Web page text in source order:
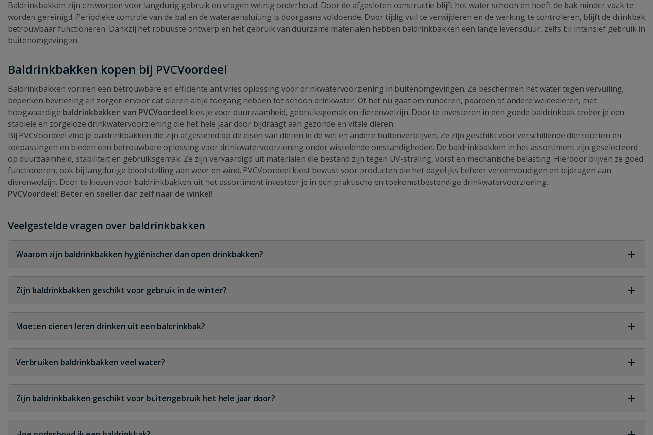
Baldrinkbakken zijn ontworpen voor langdurig gebruik en vragen weinig onderhoud. Door de afgesloten constructie blijft het water schoon en hoeft de bak minder vaak te
worden gereinigd. Periodieke controle van de bal en de wateraansluiting is doorgaans voldoende. Door tijdig vuil te verwijderen en de werking te controleren, blijft de drinkbak
betrouwbaar functioneren. Dankzij het robuuste ontwerp en het gebruik van duurzame materialen hebben baldrinkbakken een lange levensduur, zelfs bij intensief gebruik in
buitenomgevingen.
Baldrinkbakken kopen bij PVCVoordeel
Baldrinkbakken vormen een betrouwbare en efficiënte antivries oplossing voor drinkwatervoorziening in buitenomgevingen. Ze beschermen het water tegen vervuiling,
beperken bevriezing en zorgen ervoor dat dieren altijd toegang hebben tot schoon drinkwater. Of het nu gaat om runderen, paarden of andere weidedieren, met
hoogwaardige baldrinkbakken van PVCVoordeel kies je voor duurzaamheid, gebruiksgemak en dierenwelzijn. Door te investeren in een goede baldrinkbak creëer je een
stabiele en zorgeloze drinkwatervoorziening die het hele jaar door bijdraagt aan gezonde en vitale dieren.
Bij PVCVoordeel vind je baldrinkbakken die zijn afgestemd op de eisen van dieren in de wei en andere buitenverblijven. Ze zijn geschikt voor verschillende diersoorten en
toepassingen en bieden een betrouwbare oplossing voor drinkwatervoorziening onder wisselende omstandigheden. De baldrinkbakken in het assortiment zijn geselecteerd
op duurzaamheid, stabiliteit en gebruiksgemak. Ze zijn vervaardigd uit materialen die bestand zijn tegen UV-straling, vorst en mechanische belasting. Hierdoor blijven ze goed
functioneren, ook bij langdurige blootstelling aan weer en wind. PVCVoordeel kiest bewust voor producten die het dagelijks beheer vereenvoudigen en bijdragen aan
dierenwelzijn. Door te kiezen voor baldrinkbakken uit het assortiment investeer je in een praktische en toekomstbestendige drinkwatervoorziening.
PVCVoordeel: Beter en sneller dan zelf naar de winkel!
Veelgestelde vragen over baldrinkbakken
Waarom zijn baldrinkbakken hygiënischer dan open drinkbakken?
Omdat het water wordt afgesloten door de bal en daardoor beschermd is tegen vuil en regen.
Zijn baldrinkbakken geschikt voor gebruik in de winter?
Ja, de bal helpt bevriezing te voorkomen en maakt ze geschikt voor koudere omstandigheden.
Moeten dieren leren drinken uit een baldrinkbak?
De meeste dieren begrijpen het gebruik snel en passen zich vanzelf aan.
Verbruiken baldrinkbakken veel water?
Nee, water is alleen toegankelijk wanneer het dier drinkt, wat verspilling beperkt.
Zijn baldrinkbakken geschikt voor buitengebruik het hele jaar door?
Ja, ze zijn ontworpen voor langdurige plaatsing in de wei.